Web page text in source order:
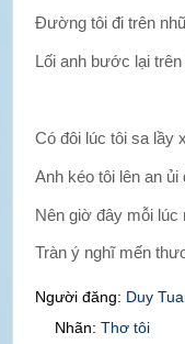
Đường tôi đi trên
Lối anh bước lại
Có đôi lúc tôi sa lầy
Anh kéo tôi lên an ủi
Nên giờ đây mỗi lúc
Tràn ý nghĩ mến
Người đăng: Duy
Nhãn: Thơ tôi